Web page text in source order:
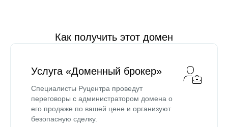
Как получить этот домен
Услуга «Доменный брокер»
Специалисты Руцентра проведут
переговоры с администратором домена о
его продаже по вашей цене и организуют
безопасную сделку.